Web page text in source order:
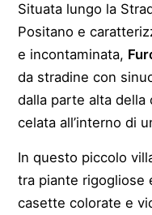
Situata lungo la
Positano e
e incontaminata,
da stradine con
dalla parte alta della
celata all’interno di
In questo piccolo
tra piante rigogliose
casette colorate e